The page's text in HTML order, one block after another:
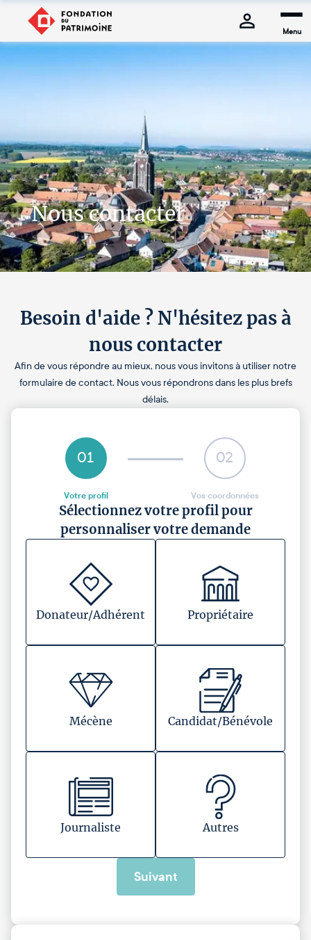
Menu
Nous contacter
Besoin d'aide ? N'hésitez pas à
nous contacter
Afin de vous répondre au mieux, nous vous invitons à utiliser notre
formulaire de contact. Nous vous répondrons dans les plus brefs
délais.
01
Votre profil
02
Vos coordonnées
Sélectionnez votre profil pour
personnaliser votre demande
Donateur/Adhérent Propriétaire
Mécène Candidat/Bénévole
Journaliste Autres
Suivant